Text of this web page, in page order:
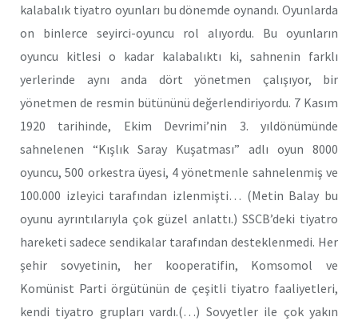
kalabalık tiyatro oyunları bu dönemde oynandı. Oyunlarda
on binlerce seyirci-oyuncu rol alıyordu. Bu oyunların
oyuncu kitlesi o kadar kalabalıktı ki, sahnenin farklı
yerlerinde aynı anda dört yönetmen çalışıyor, bir
yönetmen de resmin bütününü değerlendiriyordu. 7 Kasım
1920 tarihinde, Ekim Devrimi’nin 3. yıldönümünde
sahnelenen “Kışlık Saray Kuşatması” adlı oyun 8000
oyuncu, 500 orkestra üyesi, 4 yönetmenle sahnelenmiş ve
100.000 izleyici tarafından izlenmişti… (Metin Balay bu
oyunu ayrıntılarıyla çok güzel anlattı.) SSCB’deki tiyatro
hareketi sadece sendikalar tarafından desteklenmedi. Her
şehir sovyetinin, her kooperatifin, Komsomol ve
Komünist Parti örgütünün de çeşitli tiyatro faaliyetleri,
kendi tiyatro grupları vardı.(…) Sovyetler ile çok yakın